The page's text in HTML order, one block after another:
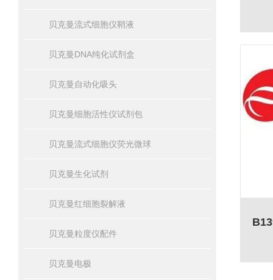
贝克曼流式细胞仪鞘液
贝克曼DNA纯化试剂盒
贝克曼自动化吸头
贝克曼细胞活性仪试剂包
贝克曼流式细胞仪荧光微球
贝克曼生化试剂
贝克曼红细胞裂解液
贝克曼粒度仪配件
贝克曼电极